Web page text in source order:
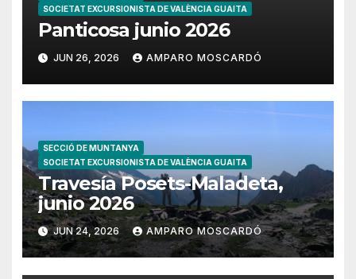
SOCIETAT EXCURSIONISTA DE VALÈNCIA GUAITA
Panticosa junio 2026
JUN 26, 2026 AMPARO MOSCARDÓ
SECCIÓ DE MUNTANYA
SOCIETAT EXCURSIONISTA DE VALÈNCIA GUAITA
Travesía Posets-Maladeta,
junio 2026
JUN 24, 2026 AMPARO MOSCARDÓ